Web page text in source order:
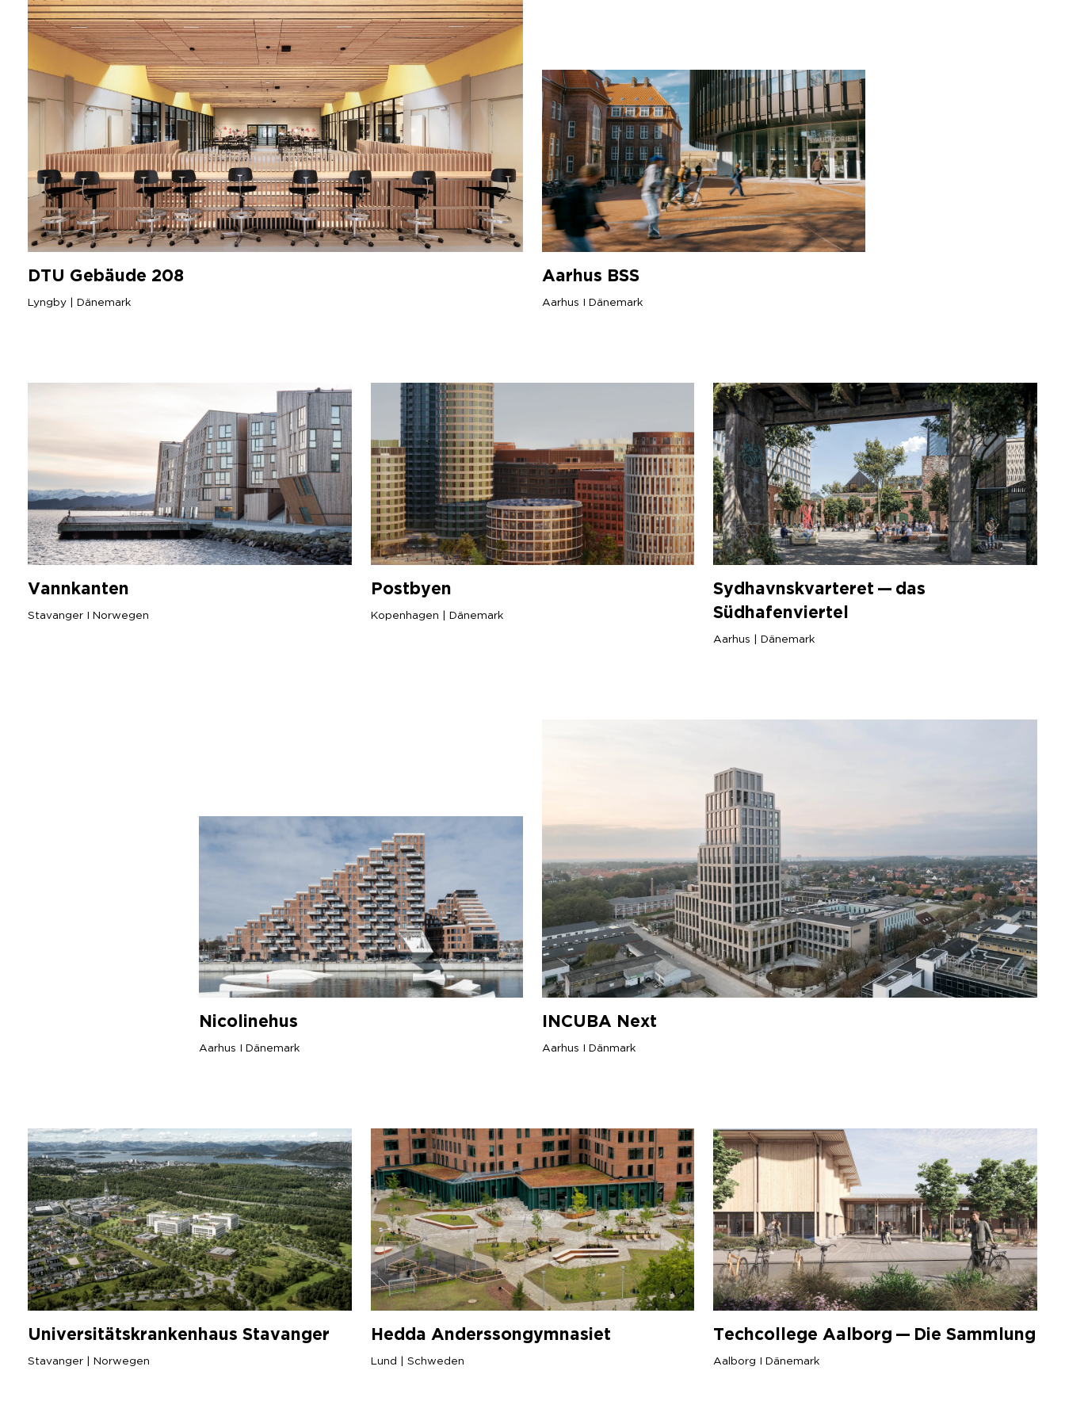
DTU Gebäude 208
Lyngby | Dänemark
Aarhus BSS
Aarhus I Dänemark
Vannkanten
Stavanger I Norwegen
Postbyen
Kopenhagen | Dänemark
Sydhavnskvarteret — das
Südhafenviertel
Aarhus | Dänemark
Nicolinehus
Aarhus I Dänemark
INCUBA Next
Aarhus I Dänmark
Universitätskrankenhaus Stavanger
Stavanger | Norwegen
Hedda Anderssongymnasiet
Lund | Schweden
Techcollege Aalborg — Die Sammlung
Aalborg I Dänemark